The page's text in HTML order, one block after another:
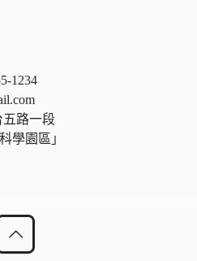
1234
五路一段
學園區」